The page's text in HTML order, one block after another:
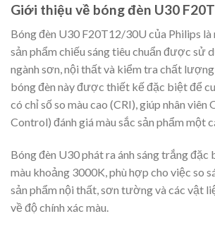
Giới thiệu về bóng đèn U30
Bóng đèn U30 F20T12/30U của Philips
sản phẩm chiếu sáng tiêu chuẩn được sử
ngành sơn, nội thất và kiểm tra chất lượng
bóng đèn này được thiết kế đặc biệt để
có chỉ số so màu cao (CRI), giúp nhân viên
Control) đánh giá màu sắc sản phẩm một
Bóng đèn U30 phát ra ánh sáng trắng
màu khoảng 3000K, phù hợp cho việc so
sản phẩm nội thất, sơn tường và các vật
về độ chính xác màu.